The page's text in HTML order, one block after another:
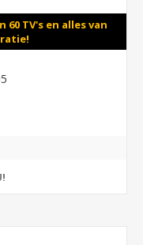
TV's en alles van